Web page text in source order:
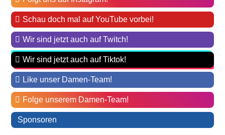
Schau doch mal auf YouTube vorbei!
Wir sind jetzt auch auf Twitch!
Wir sind jetzt auch auf Tiktok!
Like unser Damen-Team!
Folge unserem Damen-Team!
Sponsoren